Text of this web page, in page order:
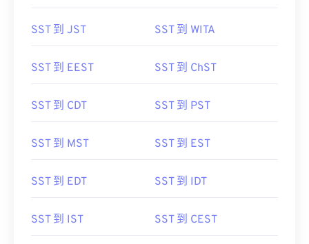
SST 到 JST SST 到 WITA
SST 到 EEST SST 到 ChST
SST 到 CDT SST 到 PST
SST 到 MST SST 到 EST
SST 到 EDT SST 到 IDT
SST 到 IST SST 到 CEST